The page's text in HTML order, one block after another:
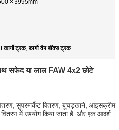
× 3995mm
ट्रक,कार्गो वैन बॉक्स ट्रक
सफेद या लाल FAW 4x2 छोटे
सुपरमार्केट वितरण, बूचड़खाने, आइसक्रीम
में उपयोग किया जाता है, और एक आदर्श